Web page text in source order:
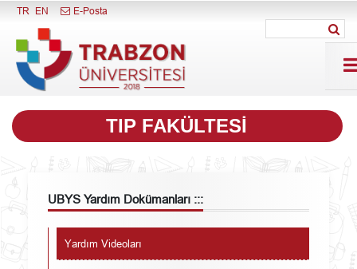
Menüyü Kapat
TR EN E-Posta
TIP FAKÜLTESI
UBYS Yardım Dokümanları :::
Yardım Videoları